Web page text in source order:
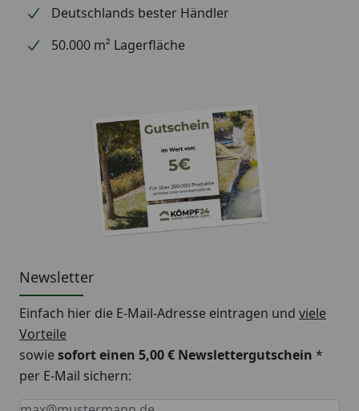
Deutschlands bester Händler
50.000 m² Lagerfläche
Newsletter
Einfach hier die E-Mail-Adresse eintragen und viele
Vorteile
sowiesofort einen 5,00 € Newslettergutschein *
per E-Mail sichern:
Keine Eingabe erforderlich
Eingabe erforderlich
E-Mail *